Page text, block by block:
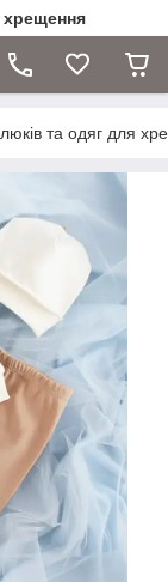
хрещення
та одяг для